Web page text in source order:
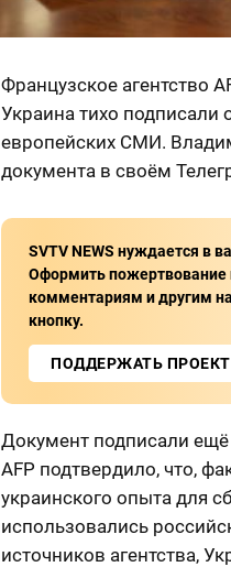
Французское агентство
Украина тихо
европейских СМИ.
документа в своём
SVTV NEWS нуждается в
Оформить пожертвование
комментариям и другим
кнопку.
ПОДДЕРЖАТЬ ПРОЕКТ
Документ подписали ещё
AFP подтвердило, что,
украинского опыта для
использовались
источников агентства,